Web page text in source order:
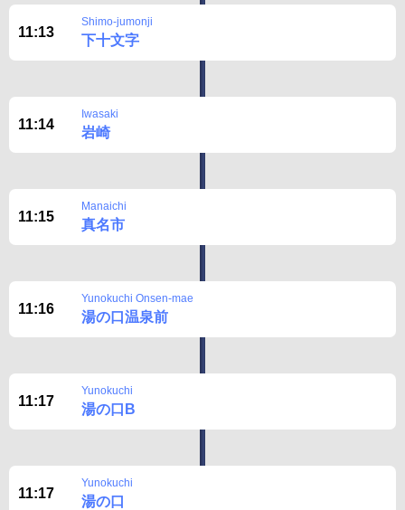
11:13
Shimo-jumonji
下十文字
11:14
Iwasaki
岩崎
11:15
Manaichi
真名市
11:16
Yunokuchi Onsen-mae
湯の口温泉前
11:17
Yunokuchi
湯の口B
11:17
Yunokuchi
湯の口